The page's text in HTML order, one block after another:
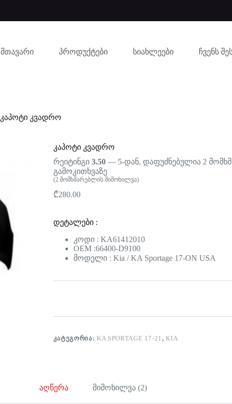
მთავარი პროდუქტები სიახლეები ჩვენს
კაპოტი კვადრო
კაპოტი კვადრო
რეიტინგი 3.50— 5-დან, დაფუძნებულია 2
გამოკითხვაზე
(2მომხმარებლის მიმოხილვა)
₾280.00
დეტალები :
კოდი : KA61412010
OEM :66400-D9100
მოდელი : Kia / KA Sportage 17-ON USA
ᲙᲐᲢᲔᲒᲝᲠᲘᲐ: KA SPORTAGE 17-21,KIA
აღწერა მიმოხილვა (2)